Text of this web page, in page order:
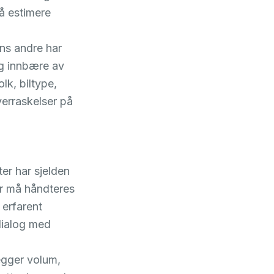
estimere
andre har
innbære av
biltype,
på
har sjelden
må håndteres
med
volum,